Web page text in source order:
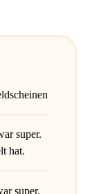
super.
hat.
super.